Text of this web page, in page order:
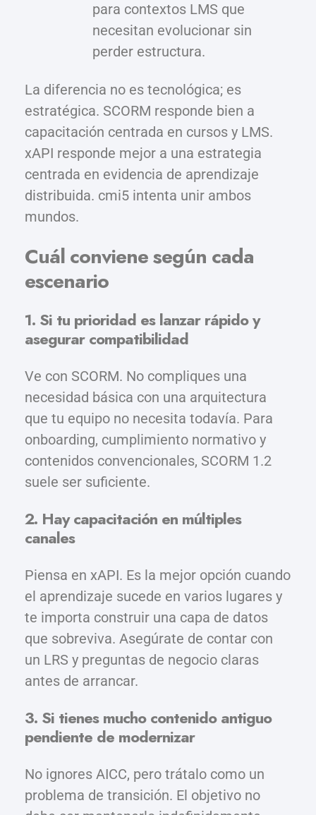
para contextos LMS que
necesitan evolucionar sin
perder estructura.
La diferencia no es tecnológica; es
estratégica. SCORM responde bien a
capacitación centrada en cursos y LMS.
xAPI responde mejor a una estrategia
centrada en evidencia de aprendizaje
distribuida. cmi5 intenta unir ambos
mundos.
Cuál conviene según cada
escenario
1. Si tu prioridad es lanzar rápido y
asegurar compatibilidad
Ve con SCORM. No compliques una
necesidad básica con una arquitectura
que tu equipo no necesita todavía. Para
onboarding, cumplimiento normativo y
contenidos convencionales, SCORM 1.2
suele ser suficiente.
2. Hay capacitación en múltiples
canales
Piensa en xAPI. Es la mejor opción cuando
el aprendizaje sucede en varios lugares y
te importa construir una capa de datos
que sobreviva. Asegúrate de contar con
un LRS y preguntas de negocio claras
antes de arrancar.
3. Si tienes mucho contenido antiguo
pendiente de modernizar
No ignores AICC, pero trátalo como un
problema de transición. El objetivo no